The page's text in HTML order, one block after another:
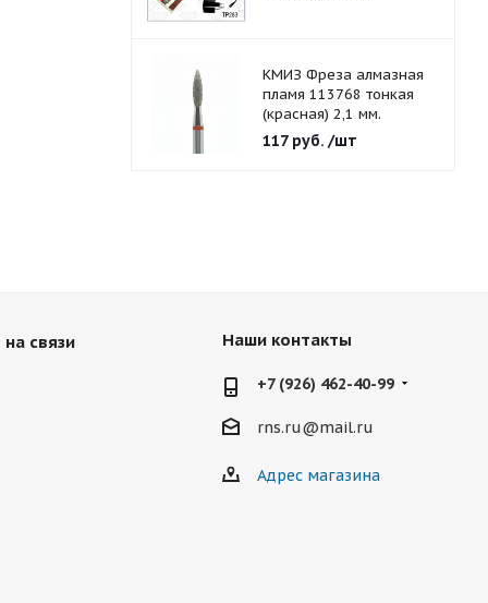
КМИЗ Фреза алмазная
пламя 113768 тонкая
(красная) 2,1 мм.
117руб. /шт
связи Наши контакты
+7 (926) 462-40-99
rns.ru@mail.ru
Адрес магазина